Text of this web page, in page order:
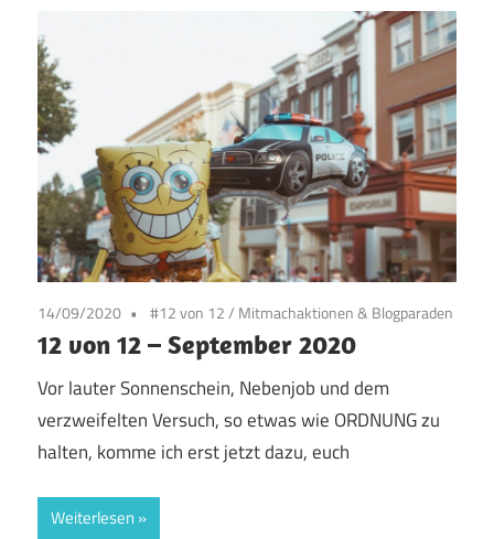
Food-
und
Travelblog
14/09/2020 #12 von 12/ Mitmachaktionen & Blogparaden
12 von 12 – September 2020
Vor lauter Sonnenschein, Nebenjob und dem
verzweifelten Versuch, so etwas wie ORDNUNG zu
halten, komme ich erst jetzt dazu, euch
Weiterlesen